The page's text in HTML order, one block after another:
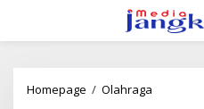
konten
Homepage / Olahraga